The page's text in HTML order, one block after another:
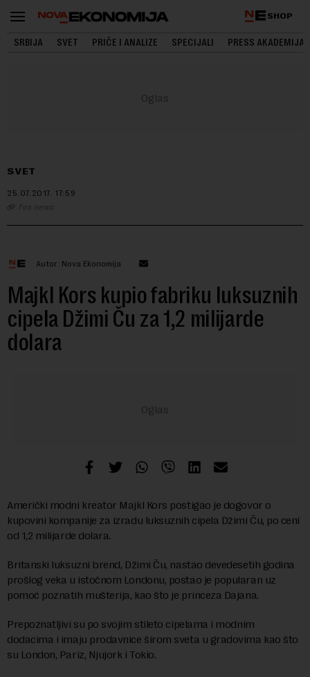
SHOP
SRBIJA SVET PRIČE I ANALIZE SPECIJALI PRESS AKADEMIJA
SVET
25.07.2017. 17:59
Fox news
Autor: Nova Ekonomija
Majkl Kors kupio fabriku luksuznih
cipela Džimi Ču za 1,2 milijarde
dolara
Američki modni kreator Majkl Kors postigao je dogovor o
kupovini kompanije za izradu luksuznih cipela Džimi Ču, po ceni
od 1,2 milijarde dolara.
Britanski luksuzni brend, Džimi Ču, nastao devedesetih godina
prošlog veka u istočnom Londonu, postao je popularan uz
pomoć poznatih mušterija, kao što je princeza Dajana.
Prepoznatljivi su po svojim stileto cipelama i modnim
dodacima i imaju prodavnice širom sveta u gradovima kao što
su London, Pariz, Njujork i Tokio.